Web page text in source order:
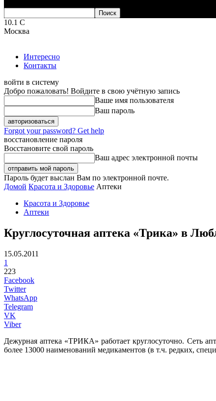
10.1 C
Москва
Интересно
Контакты
войти в систему
Добро пожаловать! Войдите в свою учётную запись
Ваше имя пользователя
Ваш пароль
Forgot your password? Get help
восстановление пароля
Восстановите свой пароль
Ваш адрес электронной почты
Пароль будет выслан Вам по электронной почте.
Домой Красота и Здоровье Аптеки
Красота и Здоровье
Аптеки
Круглосуточная аптека «Трика» в
15.05.2011
1
223
Facebook
Twitter
WhatsApp
Telegram
VK
Viber
Дежурная аптека «ТРИКА» работает круглосуточно. Сеть
более 13000 наименований медикаментов (в т.ч. редких,